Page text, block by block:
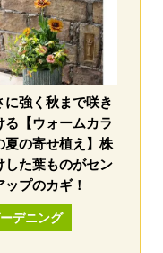
に強く秋まで咲き
る【ウォームカラ
夏の寄せ植え】株
した葉ものがセン
ップのカギ！
デニング